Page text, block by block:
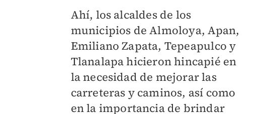
Ahí, los alcaldes de los
municipios de Almoloya, Apan,
Emiliano Zapata, Tepeapulco y
Tlanalapa hicieron hincapié en
la necesidad de mejorar las
carreteras y caminos, así como
en la importancia de brindar